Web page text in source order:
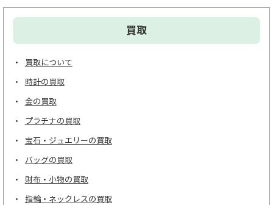
買取
買取について
時計の買取
金の買取
プラチナの買取
宝石・ジュエリーの買取
バッグの買取
財布・小物の買取
指輪・ネックレスの買取